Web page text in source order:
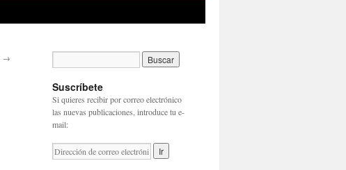
→
Suscríbete
Si quieres recibir por correo electrónico
las nuevas publicaciones, introduce tu e-
mail: